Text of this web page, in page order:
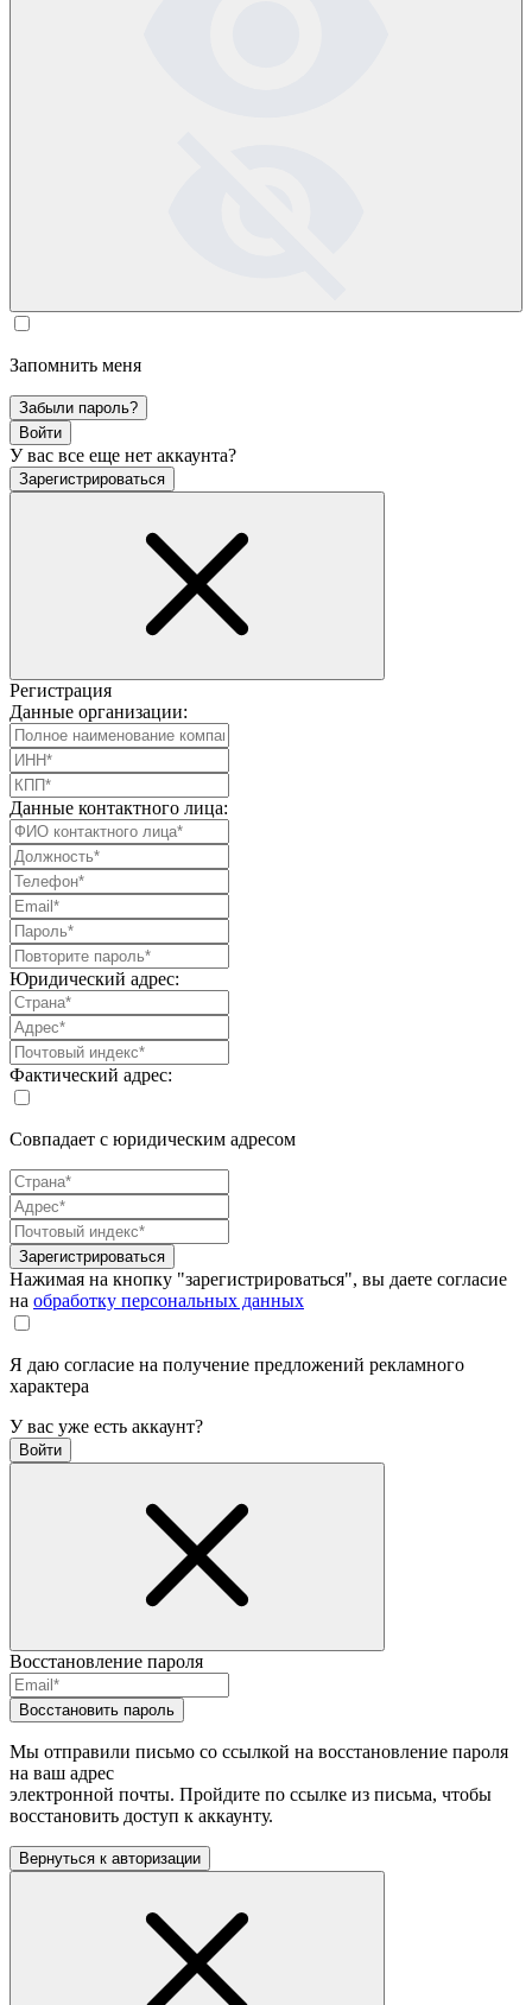
Запомнить меня
Забыли пароль?
Войти
У вас все еще нет аккаунта?
Зарегистрироваться
Регистрация
Данные организации:
Данные контактного лица:
Юридический адрес:
Фактический адрес:
Совпадает с юридическим адресом
Зарегистрироваться
Нажимая на кнопку "зарегистрироваться", вы даете согласие
на обработку персональных данных
Я даю согласие на получение предложений рекламного
характера
У вас уже есть аккаунт?
Войти
Восстановление пароля
Восстановить пароль
Мы отправили письмо со ссылкой на восстановление пароля
на ваш адрес
электронной почты. Пройдите по ссылке из письма, чтобы
восстановить доступ к аккаунту.
Вернуться к авторизации